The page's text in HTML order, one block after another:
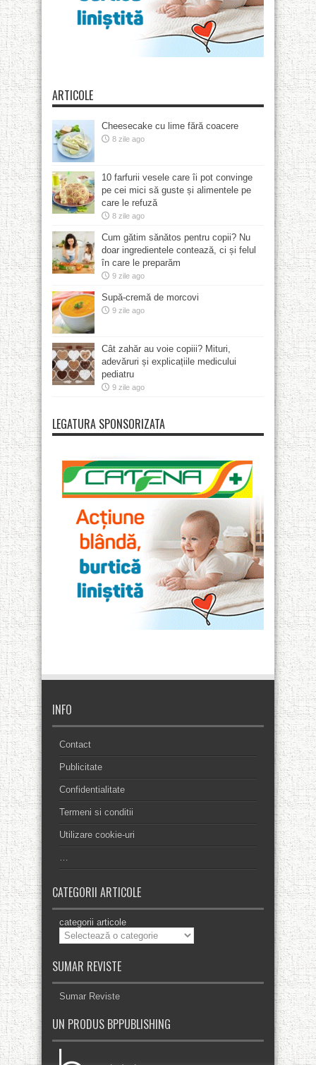
ARTICOLE
Cheesecake cu lime fără coacere
8 zile ago
10 farfurii vesele care îi pot convinge
pe cei mici să guste și alimentele pe
care le refuză
8 zile ago
Cum gătim sănătos pentru copii? Nu
doar ingredientele contează, ci și felul
în care le preparăm
9 zile ago
Supă-cremă de morcovi
9 zile ago
Cât zahăr au voie copiii? Mituri,
adevăruri și explicațiile medicului
pediatru
9 zile ago
LEGATURA SPONSORIZATA
INFO
Contact
Publicitate
Confidentialitate
Termeni si conditii
Utilizare cookie-uri
…
CATEGORII ARTICOLE
categorii articole
SUMAR REVISTE
Sumar Reviste
UN PRODUS BPPUBLISHING